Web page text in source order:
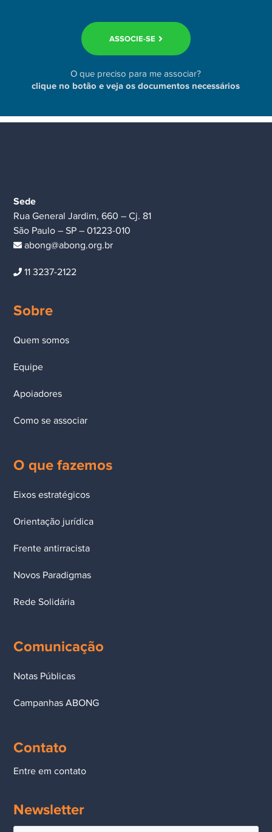
ASSOCIE-SE
O que preciso para me associar?
clique no botão e veja os documentos necessários
Sede
Rua General Jardim, 660 – Cj. 81
São Paulo – SP – 01223-010
abong@abong.org.br
11 3237-2122
Sobre
Quem somos
Equipe
Apoiadores
Como se associar
O que fazemos
Eixos estratégicos
Orientação jurídica
Frente antirracista
Novos Paradigmas
Rede Solidária
Comunicação
Notas Públicas
Campanhas ABONG
Contato
Entre em contato
Newsletter